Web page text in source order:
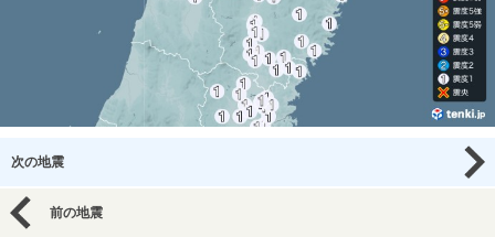
次の地震
前の地震